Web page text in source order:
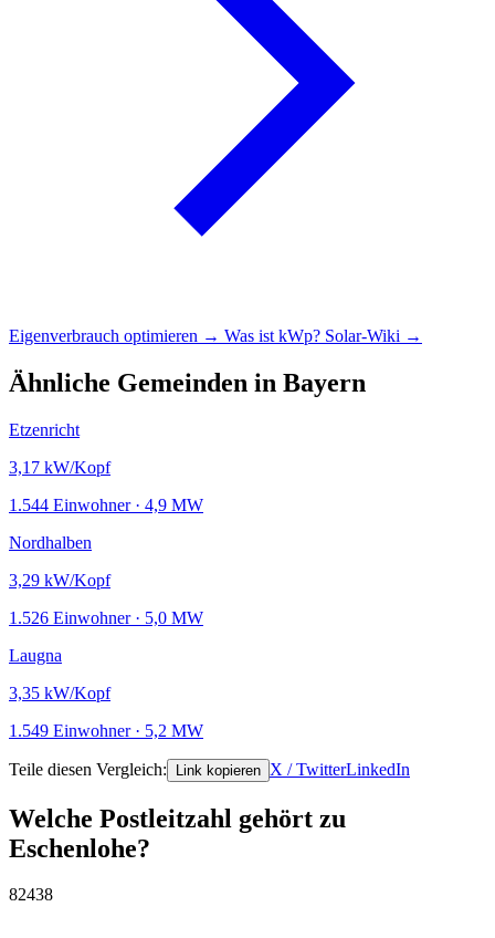
Eigenverbrauch optimieren → Was ist kWp? Solar-Wiki →
Ähnliche Gemeinden in Bayern
Etzenricht
3,17 kW/Kopf
1.544 Einwohner · 4,9 MW
Nordhalben
3,29 kW/Kopf
1.526 Einwohner · 5,0 MW
Laugna
3,35 kW/Kopf
1.549 Einwohner · 5,2 MW
Teile diesen Vergleich: Link kopieren X / TwitterLinkedIn
Welche Postleitzahl gehört zu
Eschenlohe?
82438